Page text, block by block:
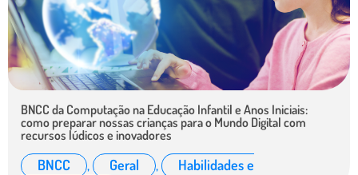
BNCC da Computação na Educação Infantil e Anos Iniciais:
como preparar nossas crianças para o Mundo Digital com
recursos lúdicos e inovadores
BNCC , Geral ,
Habilidades e